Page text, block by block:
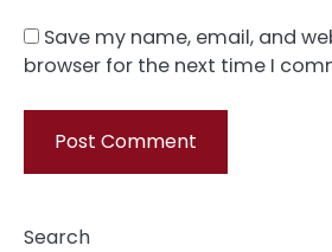
Save my name, email, and
browser for the next time I
Search